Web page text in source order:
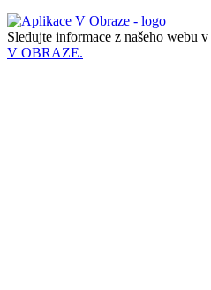
Sledujte informace z našeho webu v
V OBRAZE.